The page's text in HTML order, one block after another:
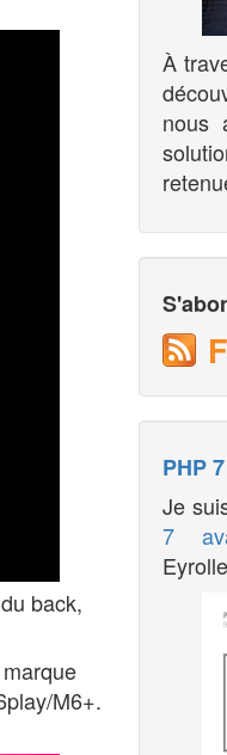
back,
M6+.
À
nous
PHP
Je
7